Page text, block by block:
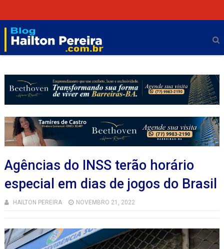
Agências do INSS terão horário
especial em dias de jogos do Brasil
HAILTON PEREIRA NOVEMBRO 21, 2022